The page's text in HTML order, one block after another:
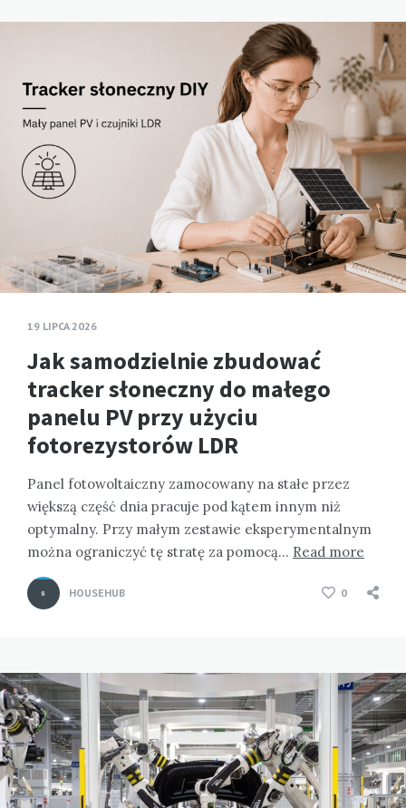
19 LIPCA 2026
Jak samodzielnie zbudować
tracker słoneczny do małego
panelu PV przy użyciu
fotorezystorów LDR
Panel fotowoltaiczny zamocowany na stałe przez
większą część dnia pracuje pod kątem innym niż
optymalny. Przy małym zestawie eksperymentalnym
można ograniczyć tę stratę za pomocą… Read more
HOUSEHUB 0